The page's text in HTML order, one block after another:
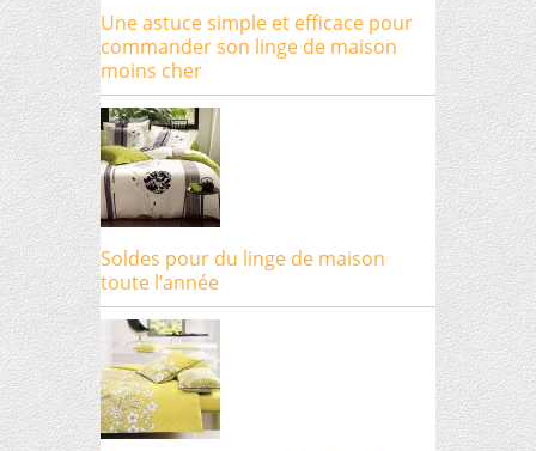
Une astuce simple et efficace pour
commander son linge de maison
moins cher
Soldes pour du linge de maison
toute l’année